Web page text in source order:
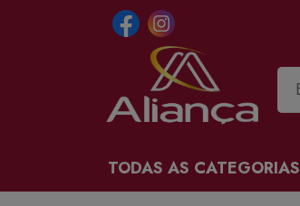
TODAS AS CATEGORIAS